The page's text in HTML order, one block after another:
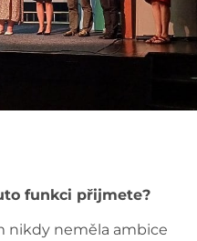
funkci přijmete?
nikdy neměla ambice